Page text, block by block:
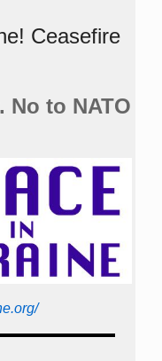
Ceasefire
No to NATO